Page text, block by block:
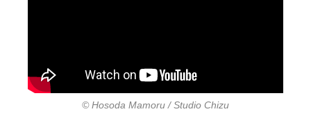
© Hosoda Mamoru / Studio Chizu